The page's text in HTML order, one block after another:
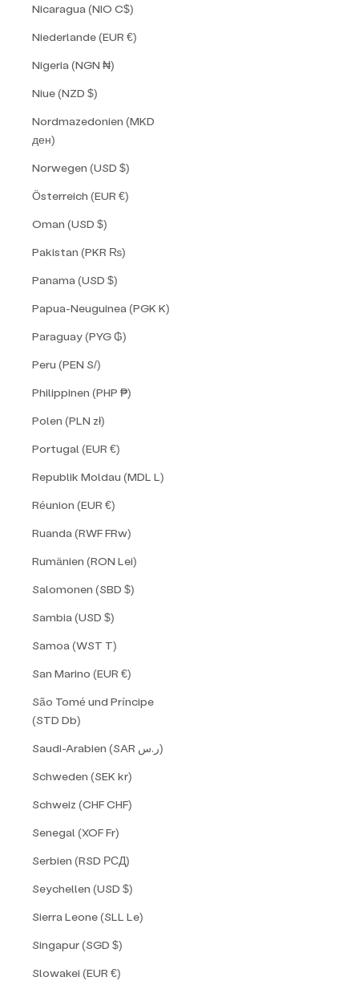
Nicaragua (NIO C$)
Niederlande (EUR €)
Nigeria (NGN ₦)
Niue (NZD $)
Nordmazedonien (MKD
ден)
Norwegen (USD $)
Österreich (EUR €)
Oman (USD $)
Pakistan (PKR ₨)
Panama (USD $)
Papua-Neuguinea (PGK K)
Paraguay (PYG ₲)
Peru (PEN S/)
Philippinen (PHP ₱)
Polen (PLN zł)
Portugal (EUR €)
Republik Moldau (MDL L)
Réunion (EUR €)
Ruanda (RWF FRw)
Rumänien (RON Lei)
Salomonen (SBD $)
Sambia (USD $)
Samoa (WST T)
San Marino (EUR €)
São Tomé und Príncipe
(STD Db)
Saudi-Arabien (SAR ر.س)
Schweden (SEK kr)
Schweiz (CHF CHF)
Senegal (XOF Fr)
Serbien (RSD РСД)
Seychellen (USD $)
Sierra Leone (SLL Le)
Singapur (SGD $)
Slowakei (EUR €)